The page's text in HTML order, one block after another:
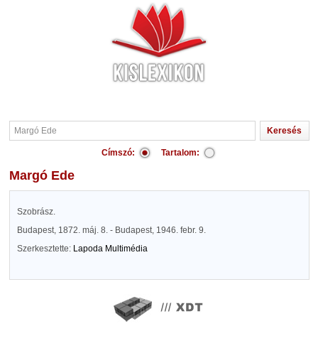
Címszó: Tartalom:
Margó Ede
Szobrász.
Budapest, 1872. máj. 8. - Budapest, 1946. febr. 9.
Szerkesztette: Lapoda Multimédia